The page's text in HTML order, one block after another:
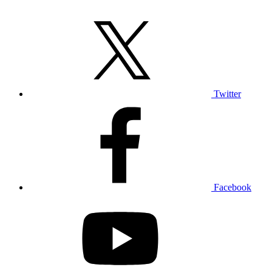
Twitter
Facebook